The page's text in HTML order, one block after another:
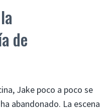
de
Jake poco a poco se
abandonado. La escena